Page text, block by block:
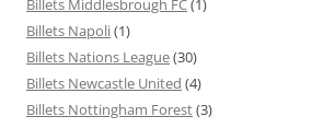
Billets Middlesbrough FC(1)
Billets Napoli(1)
Billets Nations League(30)
Billets Newcastle United (4)
Billets Nottingham Forest(3)